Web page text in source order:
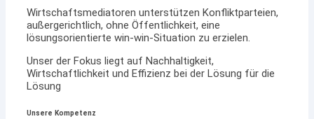
Wirtschaftsmediatoren unterstützen Konfliktparteien,
außergerichtlich, ohne Öffentlichkeit, eine
lösungsorientierte win-win-Situation zu erzielen.
Unser der Fokus liegt auf Nachhaltigkeit,
Wirtschaftlichkeit und Effizienz bei der Lösung für die
Lösung
Unsere Kompetenz